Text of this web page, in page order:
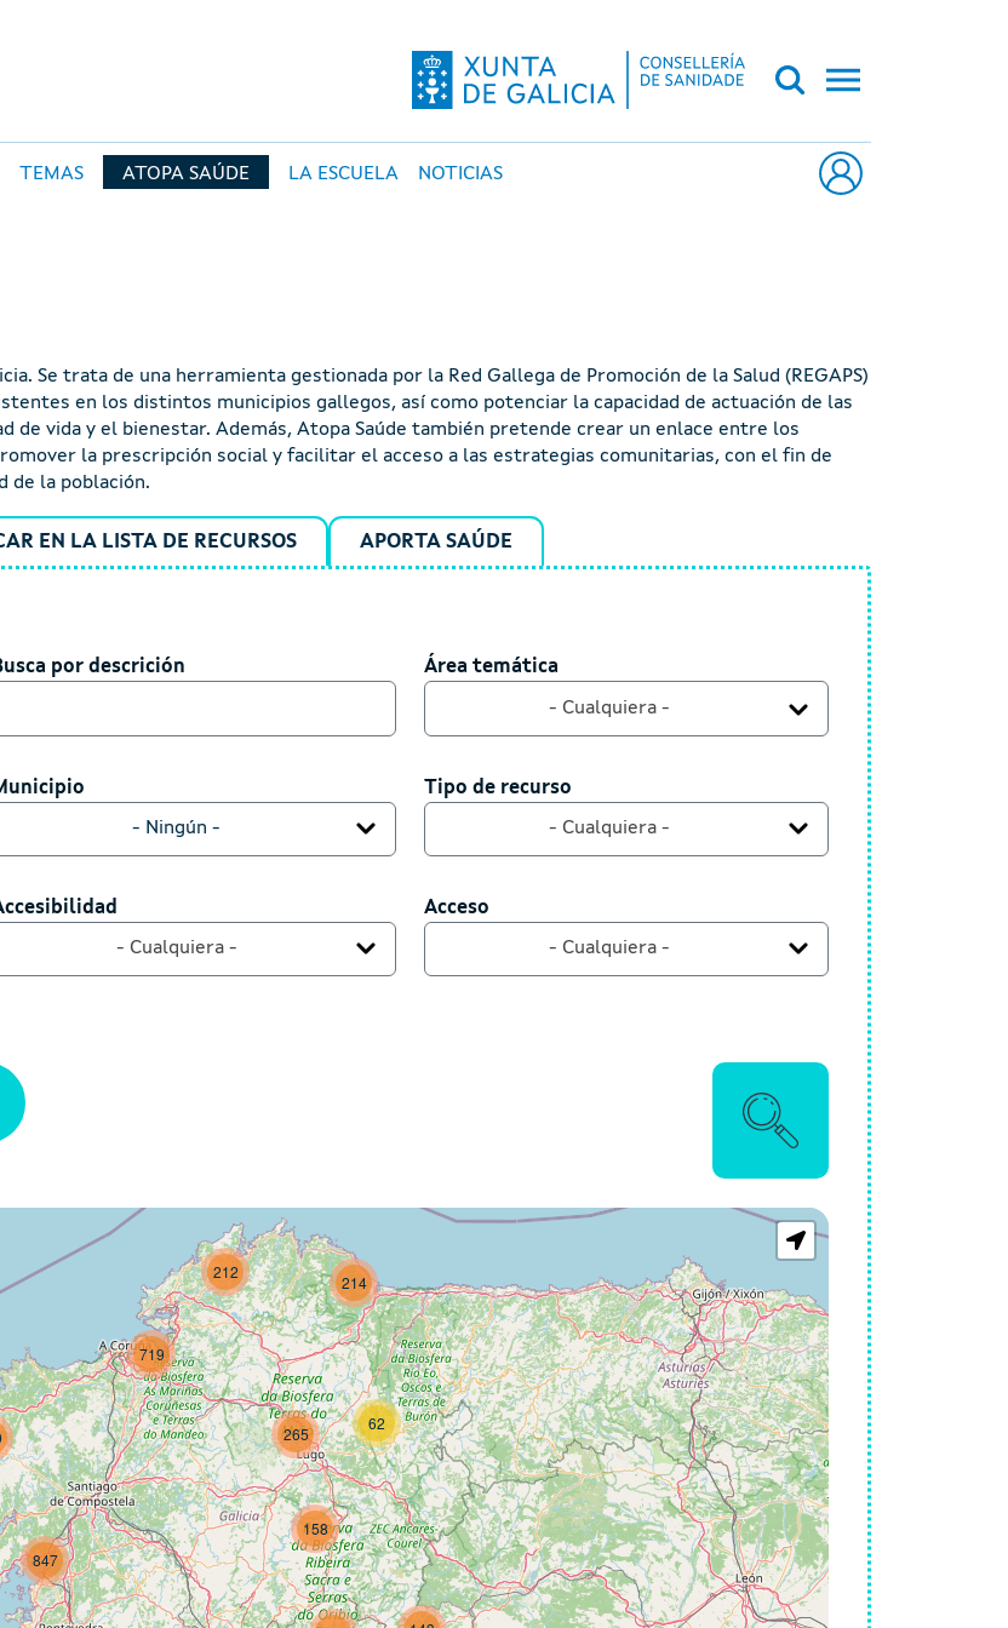
SALUD PÚBLICA DE GALICIA
TEMAS ATOPA SAÚDE LA ESCUELA NOTICIAS
Se trata de una herramienta gestionada por la Red Gallega de Promoción de la Salud (REGAPS)
en los distintos municipios gallegos, así como potenciar la capacidad de actuación de las
de vida y el bienestar. Además, Atopa Saúde también pretende crear un enlace entre los
la prescripción social y facilitar el acceso a las estrategias comunitarias, con el fin de
de la población.
EN LA LISTA DE RECURSOS APORTA SAÚDE
por descrición
por descrición Área temática
Área temática
- Cualquiera -
- Ningún -
Tipo de recurso
Tipo de recurso
- Cualquiera -
- Cualquiera -
Acceso
Acceso
- Cualquiera -
62
214
158
847
265
212
719